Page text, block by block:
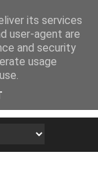
its services
user-agent are
and security
usage